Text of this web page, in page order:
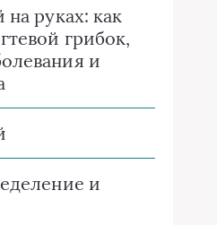
на руках: как
грибок,
и
и